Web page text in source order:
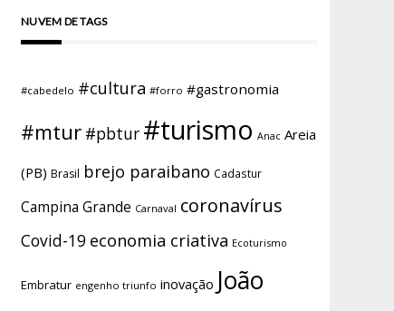
NUVEM DE TAGS
#cabedelo #cultura #forro #gastronomia
#mtur #pbtur #turismo Anac Areia
(PB) Brasil brejo paraibano Cadastur
Campina Grande Carnaval coronavírus
Covid-19 economia criativa Ecoturismo
Embratur engenho triunfo inovação João